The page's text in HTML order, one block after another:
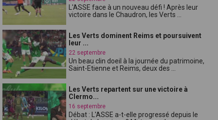
L'ASSE face à un nouveau défi ! Après leur
victoire dans le Chaudron, les Verts ...
Les Verts dominent Reims et poursuivent
leur ...
22 septembre
Un beau clin doeil à la journée du patrimoine,
Saint-Etienne et Reims, deux des ...
Les Verts repartent sur une victoire à
Clermo...
16 septembre
Débat : L'ASSE a-t-elle progressé depuis le